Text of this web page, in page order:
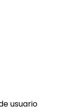
usuario